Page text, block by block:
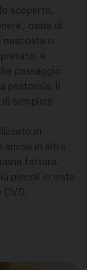
scoperto,
ossia di
nascoste o
e
passaggio
pastorale, il
semplice
in
anche in altre
fattura.
piccoli in vista
DVD.